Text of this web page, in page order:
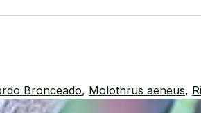
Bronceado, Molothrus aeneus,